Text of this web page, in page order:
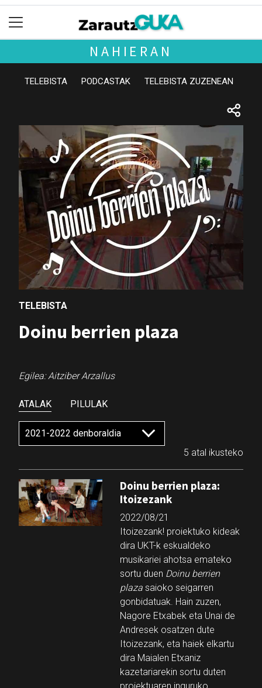
NAHIERAN
TELEBISTA PODCASTAK TELEBISTA ZUZENEAN
TELEBISTA
Doinu berrien plaza
Egilea: Aitziber Arzallus
ATALAK PILULAK
5 atal ikusteko
Doinu berrien plaza:
Itoizezank
2022/08/21
Itoizezank! proiektuko kideak
dira UKT-k eskualdeko
musikariei ahotsa emateko
sortu duen Doinu berrien
plazasaioko seigarren
gonbidatuak. Hain zuzen,
Nagore Etxabek eta Unai de
Andresek osatzen dute
Itoizezank, eta haiek elkartu
dira Maialen Etxaniz
kazetariarekin sortu duten